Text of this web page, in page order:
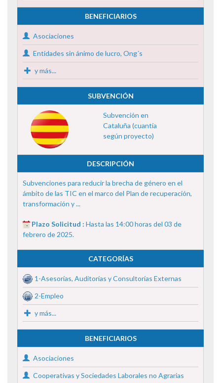
BENEFICIARIOS
Asociaciones
Entidades sin ánimo de lucro, Ong´s
y más...
SUBVENCIÓN
Subvención en
Cataluña (cuantía
según proyecto)
DESCRIPCIÓN
Subvenciones para reducir la brecha de género en el
ámbito de las TIC en el marco del Plan de recuperación,
transformación y ...
Plazo Solicitud : Hasta las 14:00 horas del 03 de
febrero de 2025.
CATEGORÍAS
1-Asesorías, Auditorías y Consultorías Externas
2-Empleo
y más...
BENEFICIARIOS
Asociaciones
Cooperativas y Sociedades Laborales no Agrarias